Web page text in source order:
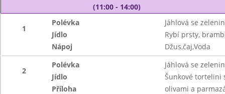
(11:00 - 14:00)
1
Polévka
Jáhlová se
Jídlo
Rybí prsty,
Nápoj
Džus,čaj,Voda
2
Polévka
Jáhlová se
Jídlo
Šunkové tortelini
Příloha
olivami a